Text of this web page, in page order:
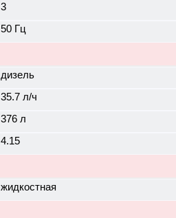
3
50 Гц
дизель
35.7 л/ч
376 л
4.15
жидкостная